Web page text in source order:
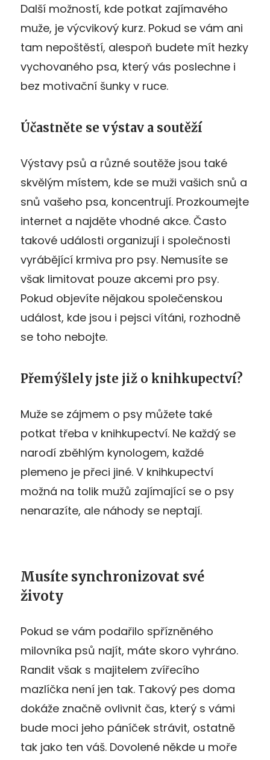
Další možností, kde potkat zajímavého
muže, je výcvikový kurz. Pokud se vám ani
tam nepoštěstí, alespoň budete mít hezky
vychovaného psa, který vás poslechne i
bez motivační šunky v ruce.
Účastněte se výstav a soutěží
Výstavy psů a různé soutěže jsou také
skvělým místem, kde se muži vašich snů a
snů vašeho psa, koncentrují. Prozkoumejte
internet a najděte vhodné akce. Často
takové události organizují i společnosti
vyrábějící krmiva pro psy. Nemusíte se
však limitovat pouze akcemi pro psy.
Pokud objevíte nějakou společenskou
událost, kde jsou i pejsci vítáni, rozhodně
se toho nebojte.
Přemýšlely jste již o knihkupectví?
Muže se zájmem o psy můžete také
potkat třeba v knihkupectví. Ne každý se
narodí zběhlým kynologem, každé
plemeno je přeci jiné. V knihkupectví
možná na tolik mužů zajímající se o psy
nenarazíte, ale náhody se neptají.
Musíte synchronizovat své
životy
Pokud se vám podařilo spřízněného
milovníka psů najít, máte skoro vyhráno.
Randit však s majitelem zvířecího
mazlíčka není jen tak. Takový pes doma
dokáže značně ovlivnit čas, který s vámi
bude moci jeho páníček strávit, ostatně
tak jako ten váš. Dovolené někde u moře